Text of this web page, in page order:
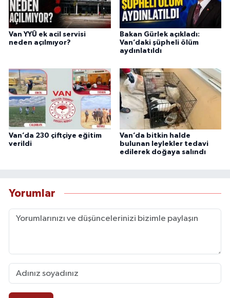
Van YYÜ ek acil servisi
neden açılmıyor?
Bakan Gürlek açıkladı:
Van’daki şüpheli ölüm
aydınlatıldı
Van’da 230 çiftçiye eğitim
verildi
Van’da bitkin halde
bulunan leylekler tedavi
edilerek doğaya salındı
Yorumlar